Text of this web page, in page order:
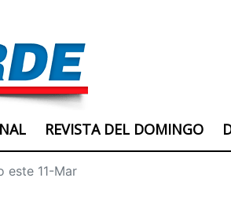
REVISTA DEL DOMINGO
este 11-Mar